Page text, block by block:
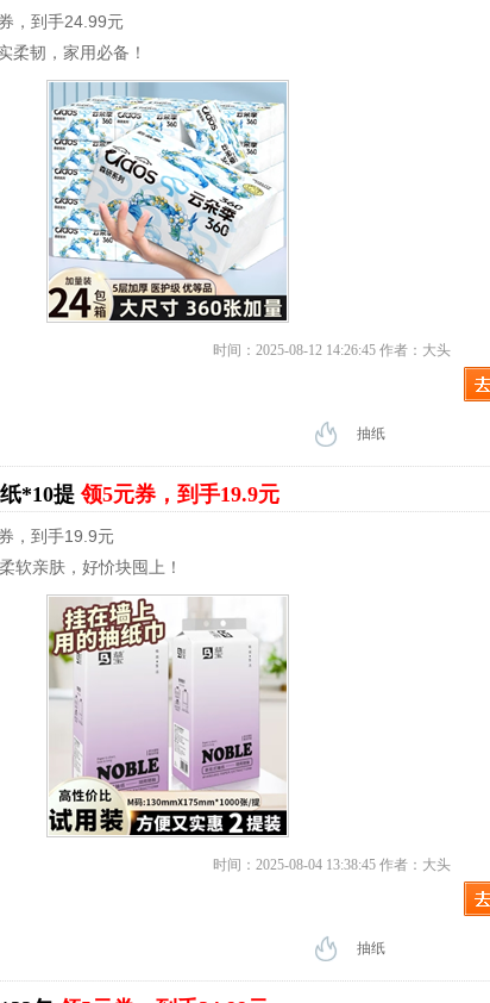
，到手24.99元
柔韧，家用必备！
时间：2025-08-12 14:26:45 作者：大头
抽纸
*10提领5元券，到手19.9元
，到手19.9元
软亲肤，好忦块囤上！
时间：2025-08-04 13:38:45 作者：大头
抽纸